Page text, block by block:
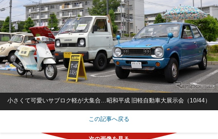
小さくて可愛いサブロク軽が大集合…昭和平成 旧軽自動車大展示会（10/44）
この記事へ戻る